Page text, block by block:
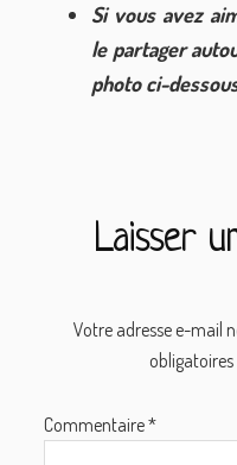
Si vous avez
le partager
photo ci-
Interactions
Laisser
Votre adresse e-mail
Commentaire*